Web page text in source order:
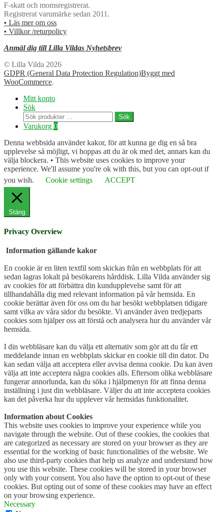
F-skatt och momsregistrerat.
Registrerat varumärke sedan 2011.
• Läs mer om oss
• Villkor /returpolicy
Anmäl dig till Lilla Vildas Nyhetsbrev
© Lilla Vilda 2026
GDPR (General Data Protection Regulation)Byggt med
WooCommerce.
Mitt konto
Sök
Sök
efter:
Sök
Varukorg 0
Denna webbsida använder kakor, för att kunna ge dig en så bra
upplevelse så möjligt, vi hoppas att du är ok med det, annars kan du
välja blockera. • This website uses cookies to improve your
experience. We'll assume you're ok with this, but you can opt-out if
you wish.
Cookie settings ACCEPT
Stäng
Privacy Overview
Information gällande kakor
En cookie är en liten textfil som skickas från en webbplats för att
sedan lagras lokalt på besökarens hårddisk. Lilla Vilda använder sig
av cookies för att förbättra din kundupplevelse samt för att
tillhandahålla dig med relevant information på vår hemsida. En
cookie berättar även för oss om du har besökt webbplatsen tidigare
samt vilka av våra sidor du besökte. Vi använder även tredjeparts
cookies som hjälper oss att förstå och analysera hur du använder vår
hemsida.
I din webbläsare kan du välja ett alternativ som gör att du får ett
meddelande innan en webbplats skickar en cookie till din dator. Du
kan sedan välja att acceptera eller avvisa denna cookie. Du kan även
välja att inte acceptera några cookies alls. Eftersom olika webbläsare
fungerar annorlunda, kan du söka i hjälpmenyn för att finna denna
inställning i just din webbläsare. Väljer du att inte acceptera cookies
kan det påverka hur du upplever vår hemsidas funktionalitet.
Information about Cookies
This website uses cookies to improve your experience while you
navigate through the website. Out of these cookies, the cookies that
are categorized as necessary are stored on your browser as they are
essential for the working of basic functionalities of the website. We
also use third-party cookies that help us analyze and understand how
you use this website. These cookies will be stored in your browser
only with your consent. You also have the option to opt-out of these
cookies. But opting out of some of these cookies may have an effect
on your browsing experience.
Necessary